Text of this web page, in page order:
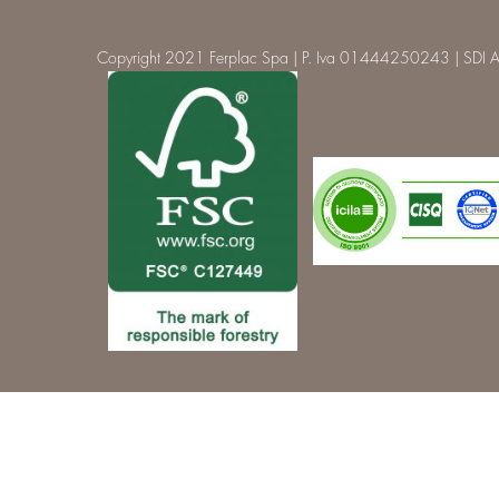
Copyright 2021 Ferplac Spa | P. Iva 01444250243 | SDI